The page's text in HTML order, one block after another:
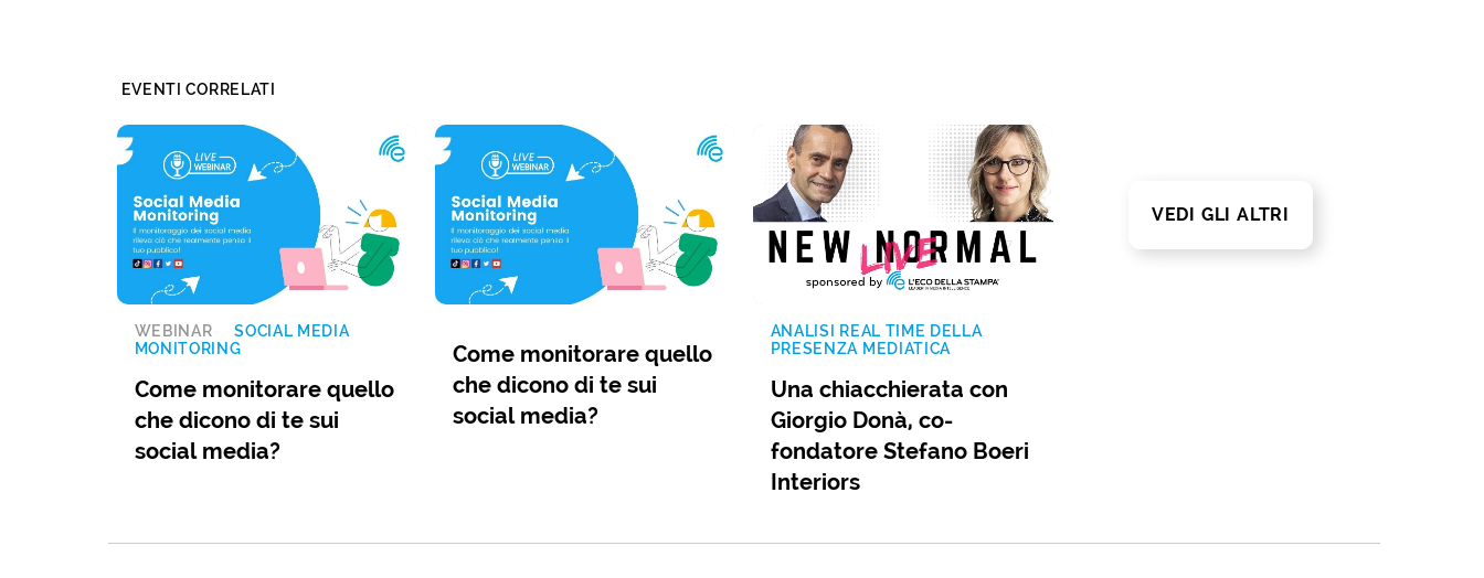
EVENTI CORRELATI
WEBINAR
SOCIAL MEDIA
MONITORING
Come monitorare quello
che dicono di te sui
social media?
Come monitorare quello
che dicono di te sui
social media?
ANALISI REAL TIME DELLA
PRESENZA MEDIATICA
Una chiacchierata con
Giorgio Donà, co-
fondatore Stefano Boeri
Interiors
VEDI GLI ALTRI